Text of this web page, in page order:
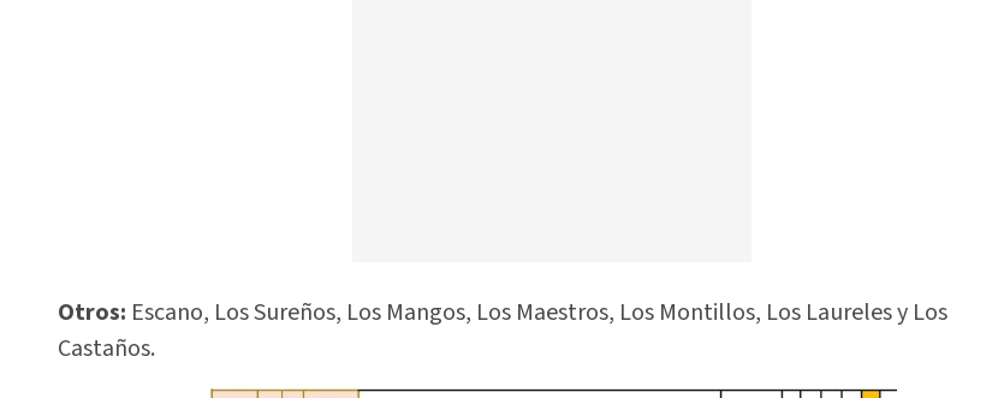
Otros: Escano, Los Sureños, Los Mangos, Los Maestros, Los Montillos, Los Laureles y Los
Castaños.